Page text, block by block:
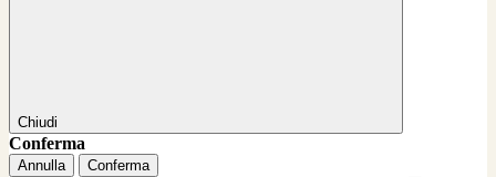
Chiudi
Conferma
Annulla Conferma